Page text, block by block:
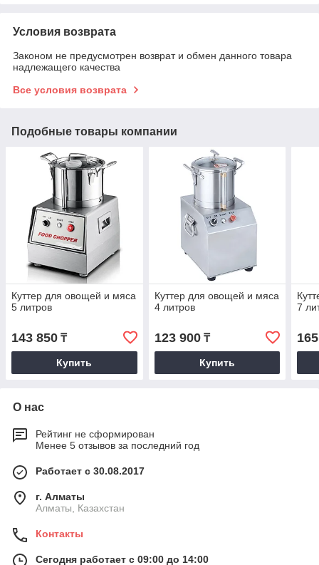
Условия возврата
Законом не предусмотрен возврат и обмен данного товара
надлежащего качества
Все условия возврата
Подобные товары компании
Куттер для овощей и мяса
5 литров
143 850 ₸
Купить
Куттер для овощей и мяса
4 литров
123 900₸
Купить
7
О нас
Рейтинг не сформирован
Менее 5 отзывов за последний год
Работает с 30.08.2017
г. Алматы
Алматы, Казахстан
Контакты
Сегодня работает с 09:00 до 14:00